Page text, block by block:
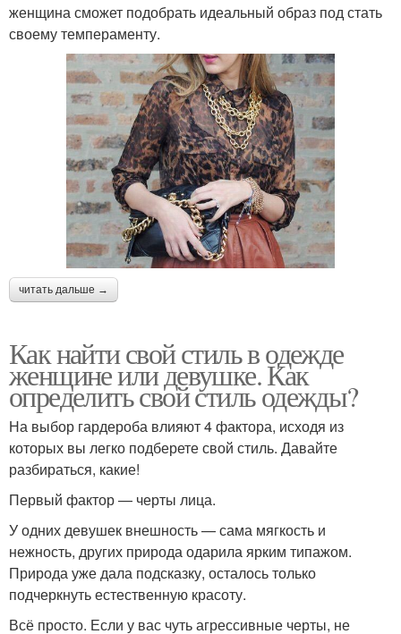
женщина сможет подобрать идеальный образ под стать
своему темпераменту.
читать дальше →
Как найти свой стиль в одежде
женщине или девушке. Как
определить свой стиль одежды?
На выбор гардероба влияют 4 фактора, исходя из
которых вы легко подберете свой стиль. Давайте
разбираться, какие!
Первый фактор — черты лица.
У одних девушек внешность — сама мягкость и
нежность, других природа одарила ярким типажом.
Природа уже дала подсказку, осталось только
подчеркнуть естественную красоту.
Всё просто. Если у вас чуть агрессивные черты, не